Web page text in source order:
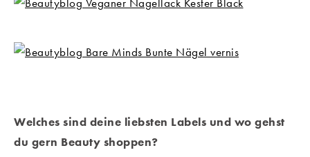
Welches sind deine liebsten Labels und wo gehst
du gern Beauty shoppen?